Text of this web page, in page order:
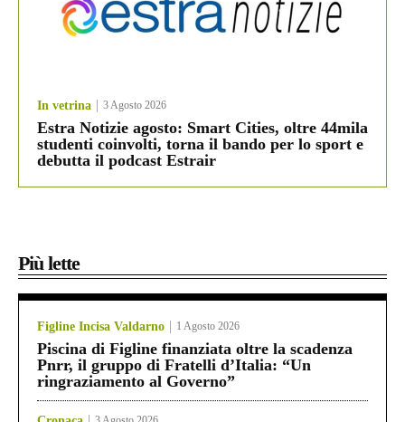
In vetrina 3 Agosto 2026
Estra Notizie agosto: Smart Cities, oltre 44mila
studenti coinvolti, torna il bando per lo sport e
debutta il podcast Estrair
Più lette
Figline Incisa Valdarno 1 Agosto 2026
Piscina di Figline finanziata oltre la scadenza
Pnrr, il gruppo di Fratelli d’Italia: “Un
ringraziamento al Governo”